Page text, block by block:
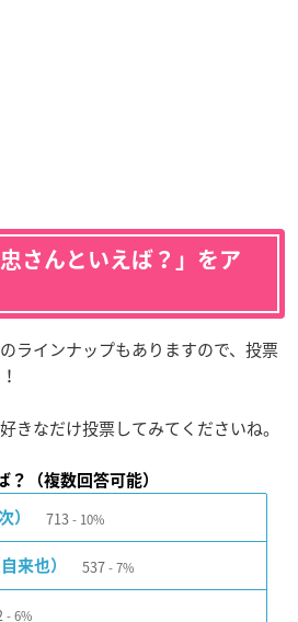
さんといえば？」をア
ラインナップもありますので、投票
きなだけ投票してみてくださいね。
？（複数回答可能）
） 713 10%
来也） 537 7%
6%